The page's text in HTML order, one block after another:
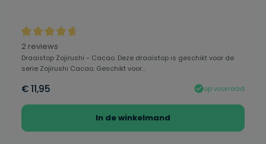
Gemiddelde waardering van 4.75 van 5 sterren
2 reviews
Draaistop Zojirushi - Cacao. Deze draaistop is geschikt voor de
serie Zojirushi Cacao. Geschikt voor...
€ 11,95 op voorraad
In de winkelmand